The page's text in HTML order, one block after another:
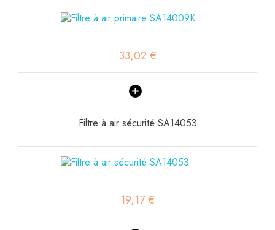
33,02 €
Filtre à air sécurité SA14053
19,17 €